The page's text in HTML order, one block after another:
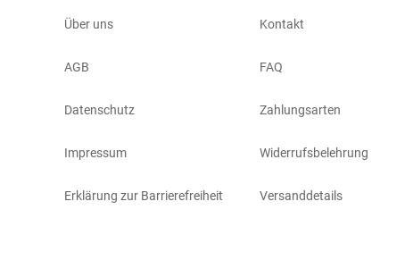
Über uns
AGB
Datenschutz
Impressum
Erklärung zur Barrierefreiheit
Kontakt
FAQ
Zahlungsarten
Widerrufsbelehrung
Versanddetails